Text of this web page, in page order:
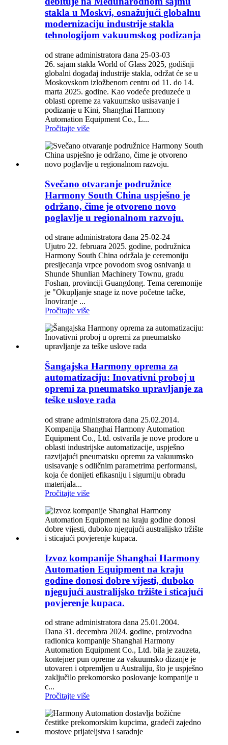
stakla u Moskvi, osnažujući globalnu
modernizaciju industrije stakla
tehnologijom vakuumskog podizanja
od strane administratora dana 25-03-03
26. sajam stakla World of Glass 2025, godišnji
globalni događaj industrije stakla, održat će se u
Moskovskom izložbenom centru od 11. do 14.
marta 2025. godine. Kao vodeće preduzeće u
oblasti opreme za vakuumsko usisavanje i
podizanje u Kini, Shanghai Harmony
Automation Equipment Co., L...
Pročitajte više
Svečano otvaranje podružnice
Harmony South China uspješno je
održano, čime je otvoreno novo
poglavlje u regionalnom razvoju.
od strane administratora dana 25-02-24
Ujutro 22. februara 2025. godine, podružnica
Harmony South China održala je ceremoniju
presijecanja vrpce povodom svog osnivanja u
Shunde Shunlian Machinery Townu, gradu
Foshan, provinciji Guangdong. Tema ceremonije
je "Okupljanje snage iz nove početne tačke,
Inoviranje ...
Pročitajte više
Šangajska Harmony oprema za
automatizaciju: Inovativni proboj u
opremi za pneumatsko upravljanje za
teške uslove rada
od strane administratora dana 25.02.2014.
Kompanija Shanghai Harmony Automation
Equipment Co., Ltd. ostvarila je nove prodore u
oblasti industrijske automatizacije, uspješno
razvijajući pneumatsku opremu za vakuumsko
usisavanje s odličnim parametrima performansi,
koja će donijeti efikasniju i sigurniju obradu
materijala...
Pročitajte više
Izvoz kompanije Shanghai Harmony
Automation Equipment na kraju
godine donosi dobre vijesti, duboko
njegujući australijsko tržište i sticajući
povjerenje kupaca.
od strane administratora dana 25.01.2004.
Dana 31. decembra 2024. godine, proizvodna
radionica kompanije Shanghai Harmony
Automation Equipment Co., Ltd. bila je zauzeta,
kontejner pun opreme za vakuumsko dizanje je
utovaren i otpremljen u Australiju, što je uspješno
zaključilo prekomorsko poslovanje kompanije u
c...
Pročitajte više